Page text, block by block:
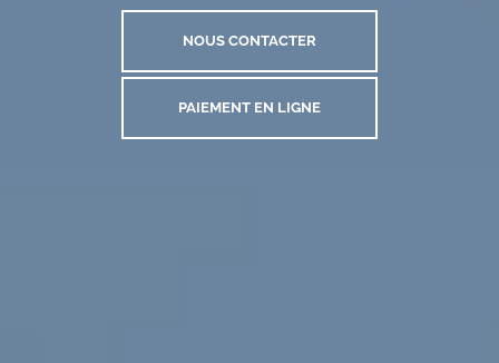
NOUS CONTACTER
PAIEMENT EN LIGNE